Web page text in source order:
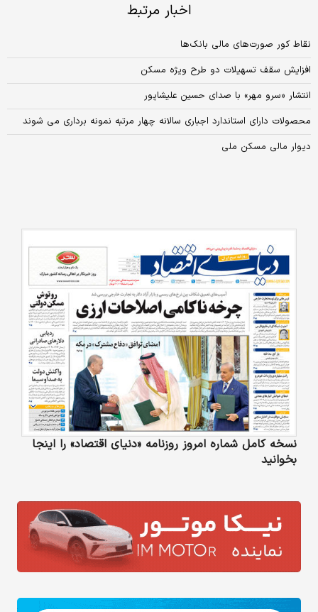
اخبار مرتبط
نقاط کور صورت‌های مالی بانک‌ها
افزایش سقف تسهیلات دو طرح ویژه مسکن
انتشار «سرو مهر» با صدای حسین علیشاپور
محصولات دارای استاندارد اجباری سالانه چهار مرتبه نمونه‌ برداری می شوند
دیوار مالی مسکن ملی
نسخه کامل شماره امروز روزنامه «دنیای‌ اقتصاد» را اینجا
بخوانید